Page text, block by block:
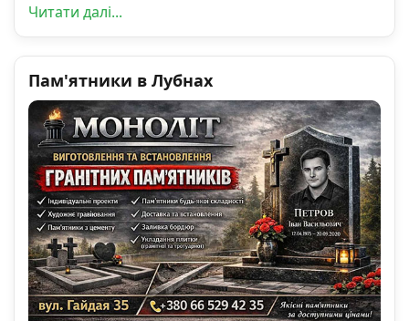
Читати далі...
Пам'ятники в Лубнах